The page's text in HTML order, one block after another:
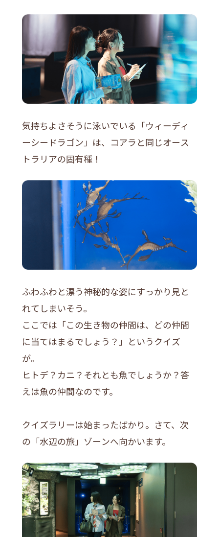
気持ちよさそうに泳いでいる「ウィーディ
ーシードラゴン」は、コアラと同じオース
トラリアの固有種！
ふわふわと漂う神秘的な姿にすっかり見と
れてしまいそう。
ここでは「この生き物の仲間は、どの仲間
に当てはまるでしょう？」というクイズ
が。
ヒトデ？カニ？それとも魚でしょうか？答
えは魚の仲間なのです。
クイズラリーは始まったばかり。さて、次
の「水辺の旅」ゾーンへ向かいます。